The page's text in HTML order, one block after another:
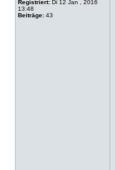
Registriert: Di 12 Jan , 2016
13:48
Beiträge: 43